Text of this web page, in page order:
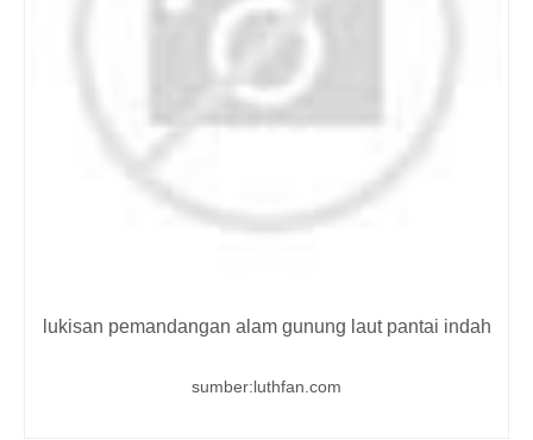
lukisan pemandangan alam gunung laut pantai indah
sumber:luthfan.com